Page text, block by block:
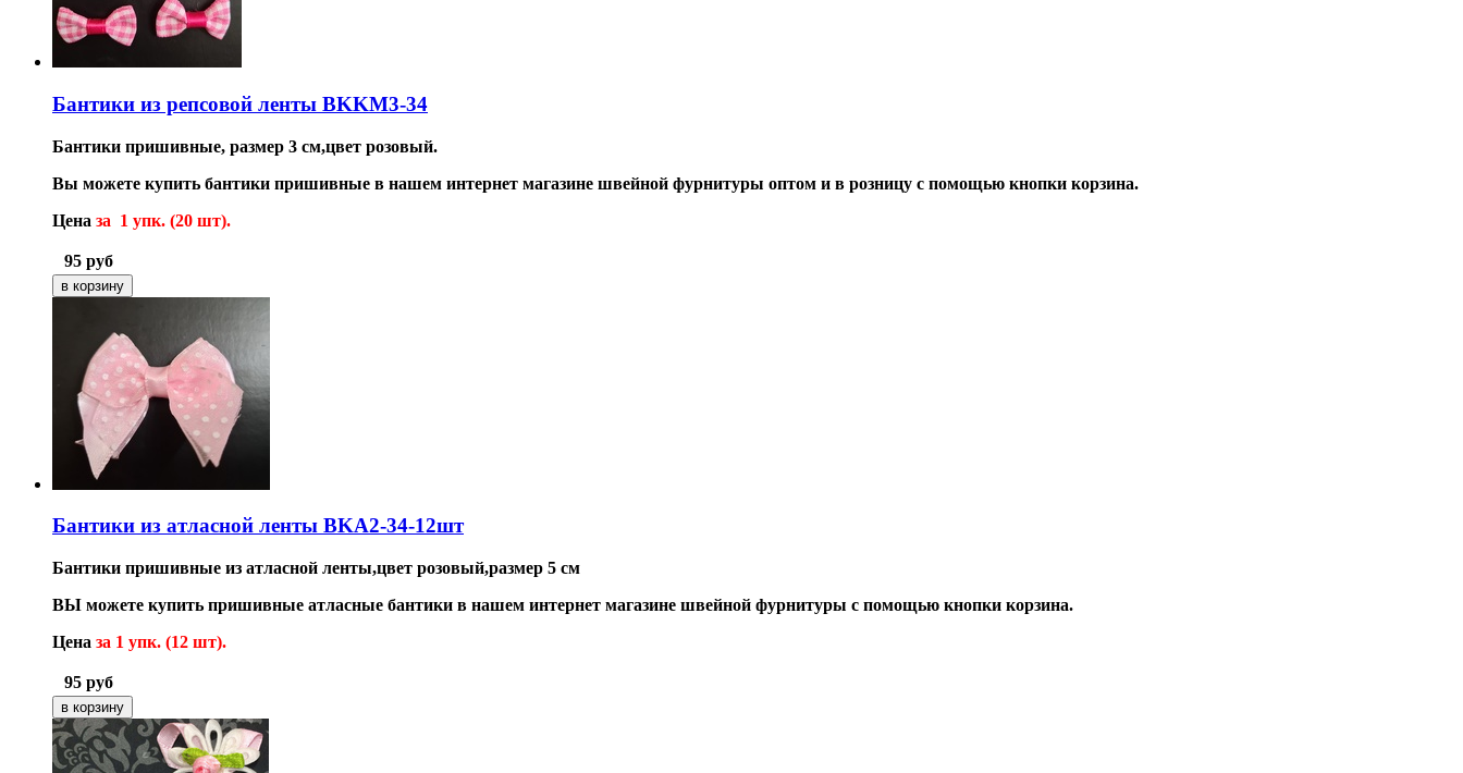
Бантики из репсовой ленты BKKM3-34
Бантики пришивные, размер 3 см,цвет розовый.
Вы можете купить бантики пришивные в нашем интернет магазине швейной фурнитуры оптом и в розницу с помощью кнопки корзина.
Цена за 1 упк. (20 шт).
95 руб
Бантики из атласной ленты BKA2-34-12шт
Бантики пришивные из атласной ленты,цвет розовый,размер 5 см
ВЫ можете купить пришивные атласные бантики в нашем интернет магазине швейной фурнитуры с помощью кнопки корзина.
Цена за 1 упк. (12 шт).
95 руб